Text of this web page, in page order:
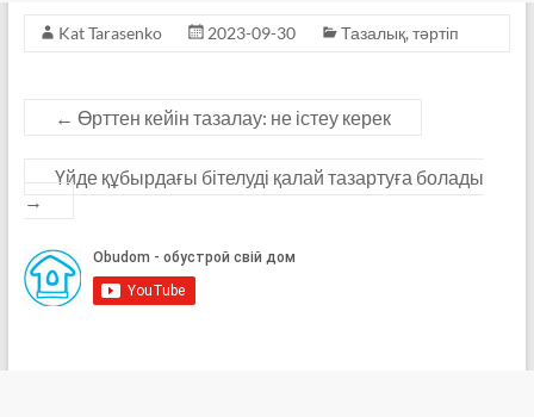
Kat Tarasenko 2023-09-30 Тазалық, тәртіп
← Өрттен кейін тазалау: не істеу керек
Үйде құбырдағы бітелуді қалай тазартуға болады
→